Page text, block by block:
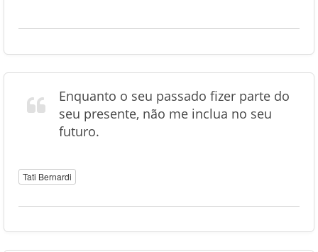
Enquanto o seu passado fizer parte do
seu presente, não me inclua no seu
futuro.
Tati Bernardi